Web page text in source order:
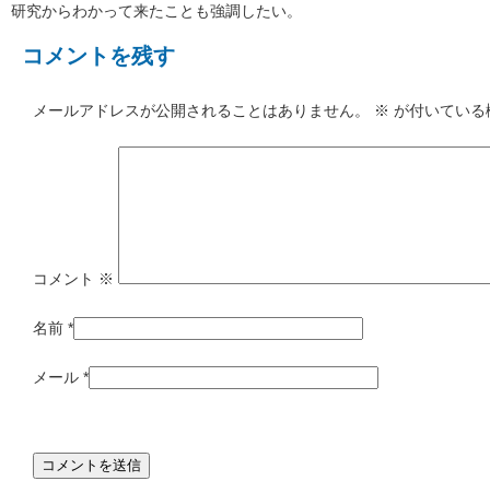
研究からわかって来たことも強調したい。
コメントを残す
メールアドレスが公開されることはありません。 ※ が付いてい
コメント ※
名前 *
メール *